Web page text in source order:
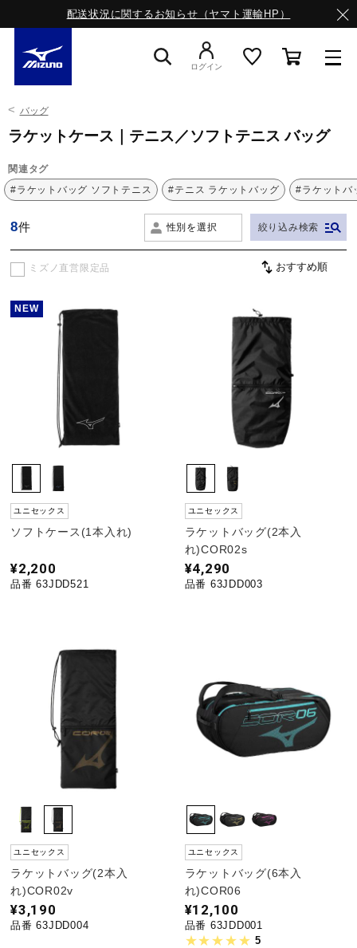
配送状況に関するお知らせ（ヤマト運輸HP）
トレーニング
スイム
バレーボール
バドミントン
陸上競技
卓球
ソフトボール
柔道
ログイン
バッグ
ラケットケース｜テニス／ソフトテニス バッグ
関連タグ
#ラケットバッグ ソフトテニス
#テニス ラケットバッグ #ラケットバ
8件 性別を選択 絞り込み検索
ミズノ直営限定品
NEW
ユニセックス
ソフトケース(1本入れ)
¥2,200
品番 63JDD521
ユニセックス
ラケットバッグ(2本入
れ)COR02s
¥4,290
品番 63JDD003
ユニセックス
ラケットバッグ(2本入
れ)COR02v
¥3,190
品番 63JDD004
ユニセックス
ラケットバッグ(6本入
れ)COR06
¥12,100
品番 63JDD001
5